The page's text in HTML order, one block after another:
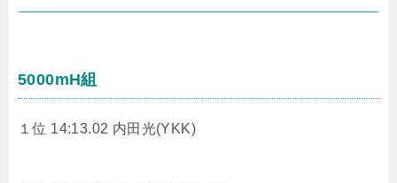
5000mH組
１位 14:13.02 内田光(YKK)